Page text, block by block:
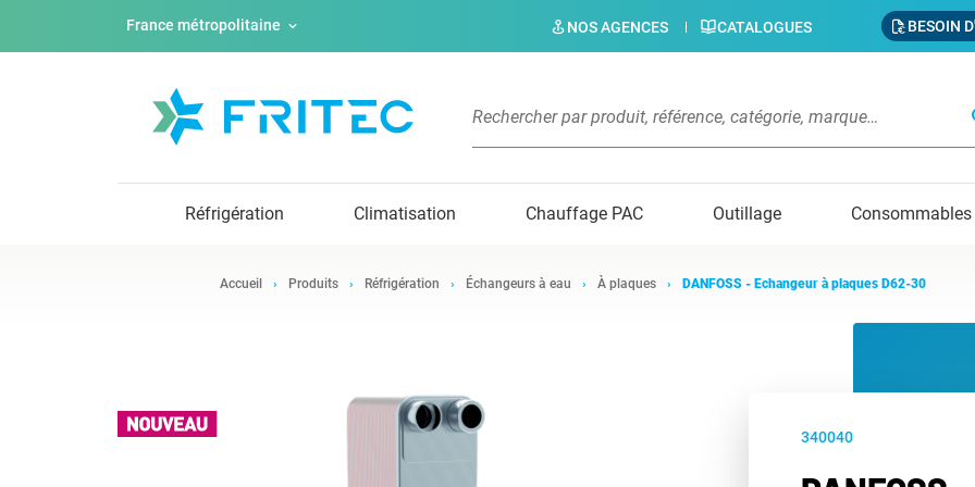
France métropolitaine NOS AGENCES CATALOGUES BESOIN
Réfrigération Climatisation Chauffage PAC Outillage Consommables
Accueil Produits Réfrigération Échangeurs à eau À plaques DANFOSS - Echangeur à plaques D62-30
340040